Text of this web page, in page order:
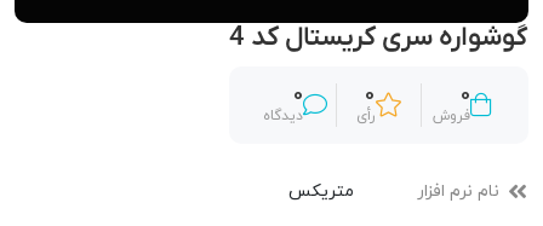
گوشواره سری کریستال کد 4
0
فروش
0
رأی
0
دیدگاه
نام نرم افزار متریکس